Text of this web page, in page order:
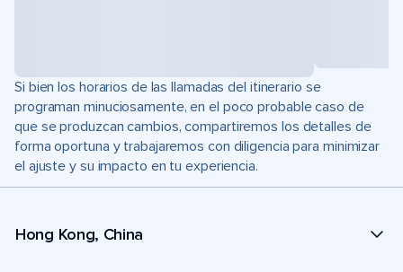
Si bien los horarios de las llamadas del itinerario se
programan minuciosamente, en el poco probable caso de
que se produzcan cambios, compartiremos los detalles de
forma oportuna y trabajaremos con diligencia para minimizar
el ajuste y su impacto en tu experiencia.
Hong Kong, China